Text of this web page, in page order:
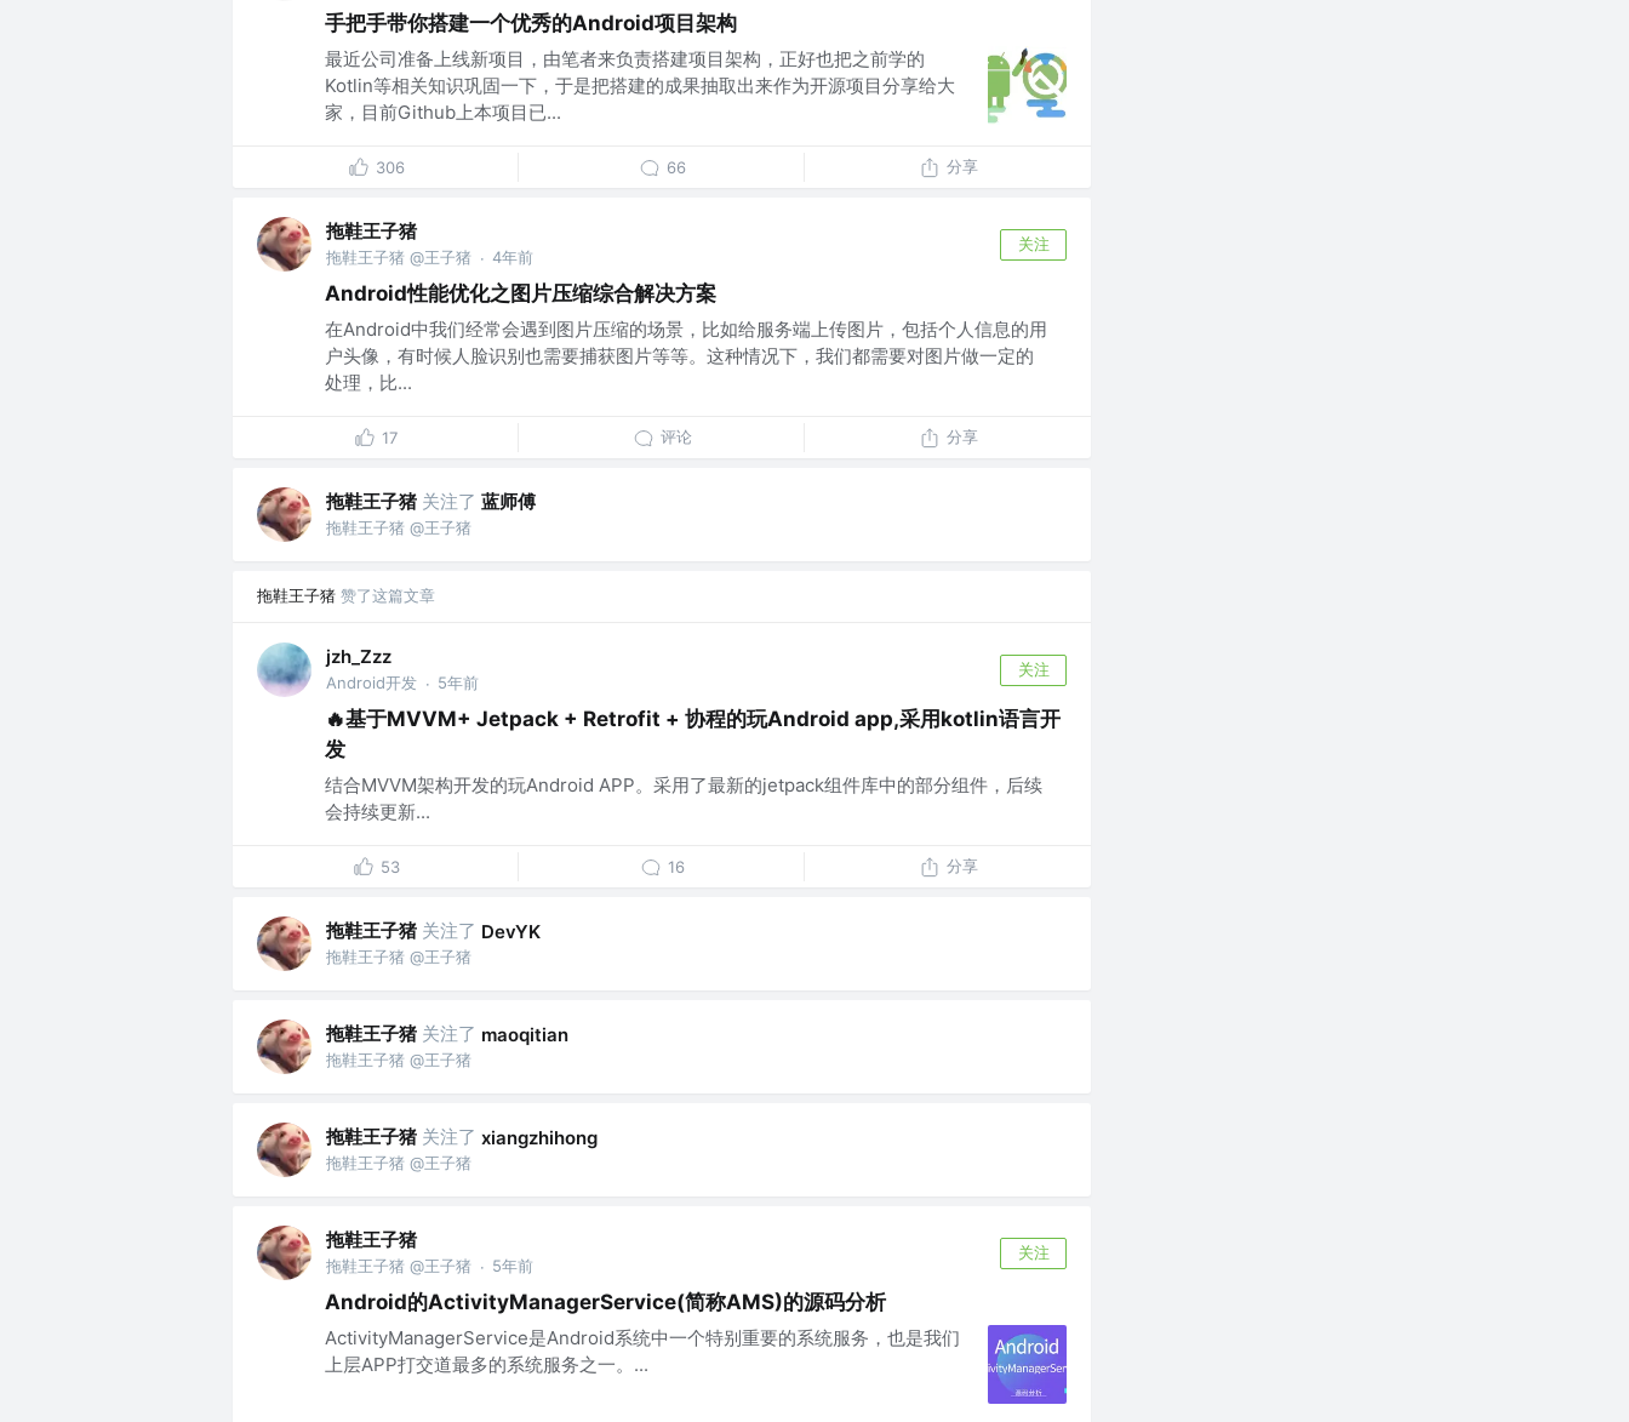
手把手带你搭建一个优秀的Android项目架构
最近公司准备上线新项目，由笔者来负责搭建项目架构，正好也把之前学的
Kotlin等相关知识巩固一下，于是把搭建的成果抽取出来作为开源项目分享给大
家，目前Github上本项目已...
306 66 分享
拖鞋王子猪
拖鞋王子猪 @王子猪 · 4年前
关注
Android性能优化之图片压缩综合解决方案
在Android中我们经常会遇到图片压缩的场景，比如给服务端上传图片，包括个人信息的用
户头像，有时候人脸识别也需要捕获图片等等。这种情况下，我们都需要对图片做一定的
处理，比...
17 评论 分享
拖鞋王子猪 关注了 蓝师傅
拖鞋王子猪 @王子猪
拖鞋王子猪 赞了这篇文章
jzh_Zzz
Android开发 · 5年前
关注
🔥基于MVVM+ Jetpack + Retrofit + 协程的玩Android app,采用kotlin语言开
发
结合MVVM架构开发的玩Android APP。采用了最新的jetpack组件库中的部分组件，后续
会持续更新...
53 16 分享
拖鞋王子猪 关注了 DevYK
拖鞋王子猪 @王子猪
拖鞋王子猪 关注了 maoqitian
拖鞋王子猪 @王子猪
拖鞋王子猪 关注了 xiangzhihong
拖鞋王子猪 @王子猪
拖鞋王子猪
拖鞋王子猪 @王子猪 · 5年前
关注
Android的ActivityManagerService(简称AMS)的源码分析
ActivityManagerService是Android系统中一个特别重要的系统服务，也是我们
上层APP打交道最多的系统服务之一。...